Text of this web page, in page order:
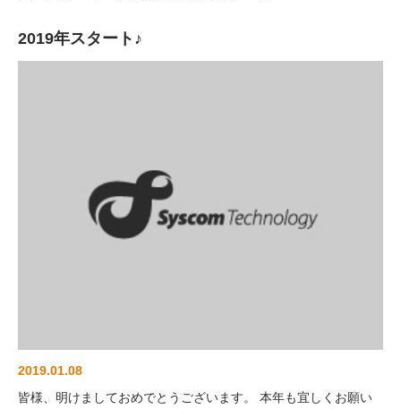
2019年スタート♪
2019.01.08
皆様、明けましておめでとうございます。 本年も宜しくお願い